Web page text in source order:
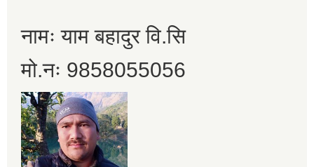
नामः याम बहादुर वि.सि
मो.नः 9858055056